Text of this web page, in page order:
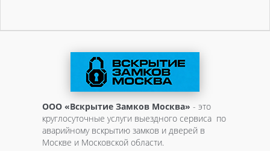
ООО «Вскрытие Замков Москва» - это
круглосуточные услуги выездного сервиса по
аварийному вскрытию замков и дверей в
Москве и Московской области.